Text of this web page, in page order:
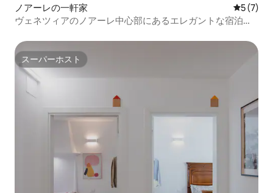
ノアーレの一軒家 レビュー
5 (7)
ヴェネツィアのノアーレ中心部にあるエレガントな宿泊施
スーパーホスト
スーパーホスト